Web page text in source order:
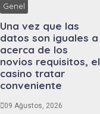
Genel
Una vez que las
datos son iguales a
acerca de los
novios requisitos, el
casino tratar
conveniente
09 Ağustos, 2026